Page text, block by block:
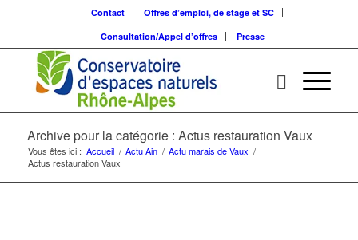
Contact
Offres d’emploi, de stage et SC
Consultation/Appel d’offres
Presse
Archive pour la catégorie : Actus restauration Vaux
Vous êtes ici : Accueil / Actu Ain / Actu marais de Vaux /
Actus restauration Vaux